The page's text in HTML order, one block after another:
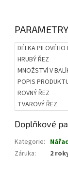
PARAMETRY
DÉLKA PILOVÉHO
HRUBÝ ŘEZ
MNOŽSTVÍ V
POPIS
ROVNÝ ŘEZ
TVAROVÝ ŘEZ
Doplňkové
Kategorie:
Záruka: 2